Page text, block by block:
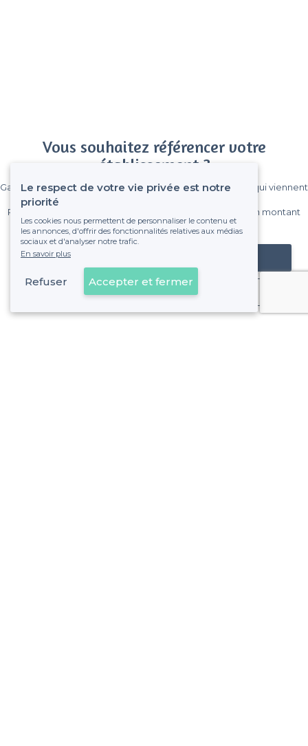
Vous souhaitez référencer votre
établissement ?
Gagnez de nombreux clients parmi le million de visiteurs qui viennent
Pas de commissions et sans engagement, vous payez un montant
fixe sans risque de voir déraper la facture.
Référencer mon établissement
Déjà client
Le respect de votre vie privée est notre
priorité
Les cookies nous permettent de personnaliser le contenu et
les annonces, d'offrir des fonctionnalités relatives aux médias
sociaux et d'analyser notre trafic.
En savoir plus
Refuser Accepter et fermer